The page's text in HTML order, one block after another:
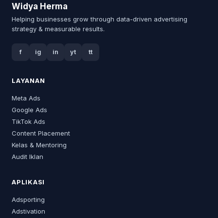
Widya Herma
Helping businesses grow through data-driven advertising
strategy & measurable results.
f ig in yt tt
LAYANAN
Meta Ads
Google Ads
TikTok Ads
Content Placement
Kelas & Mentoring
Audit Iklan
APLIKASI
Adsporting
Adstivation